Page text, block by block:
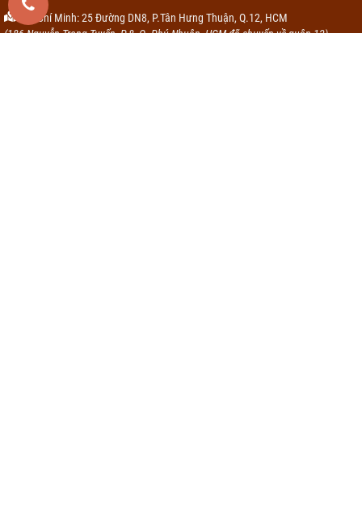
Hồ Chí Minh: 25 Đường DN8, P.Tân Hưng Thuận, Q.12, HCM
(186 Nguyễn Trọng Tuyển, P.8, Q. Phú Nhuận, HCM đã chuyển về quận 12)